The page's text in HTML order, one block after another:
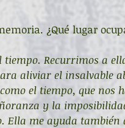
¿Qué lugar
tiempo. Recurrimos a
aliviar el insalvable
el tiempo, que nos
y la
Ella me ayuda